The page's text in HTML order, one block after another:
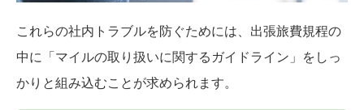
これらの社内トラブルを防ぐためには、出張旅費規程の
中に「マイルの取り扱いに関するガイドライン」をしっ
かりと組み込むことが求められます。